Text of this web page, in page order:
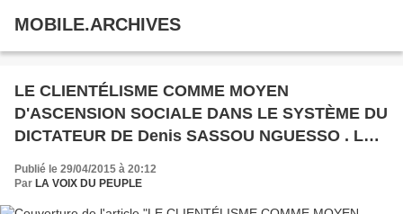
MOBILE.ARCHIVES
LE CLIENTÉLISME COMME MOYEN
D'ASCENSION SOCIALE DANS LE SYSTÈME DU
DICTATEUR DE Denis SASSOU NGUESSO . LES
CAS DE LA GARDE D'Arnaud WAMBA SASSOU
NGUESSO
Publié le 29/04/2015 à 20:12
Par LA VOIX DU PEUPLE